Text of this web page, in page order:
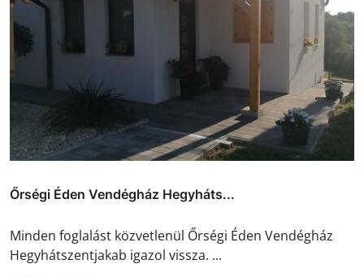
Őrségi Éden Vendégház Hegyháts...
Minden foglalást közvetlenül Őrségi Éden Vendégház
Hegyhátszentjakab igazol vissza. ...